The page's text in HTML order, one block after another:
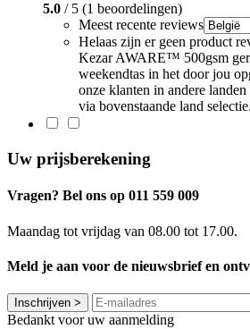
5.0 / 5 (1 beoordelingen)
Meest recente reviews
Helaas zijn er geen product
Kezar AWARE™ 500gsm
weekendtas in het door jou
onze klanten in andere
via bovenstaande land selectie.
Uw prijsberekening
Vragen? Bel ons op 011 559 009
Maandag tot vrijdag van 08.00 tot 17.00.
Meld je aan voor de nieuwsbrief en
Inschrijven >
Bedankt voor uw aanmelding